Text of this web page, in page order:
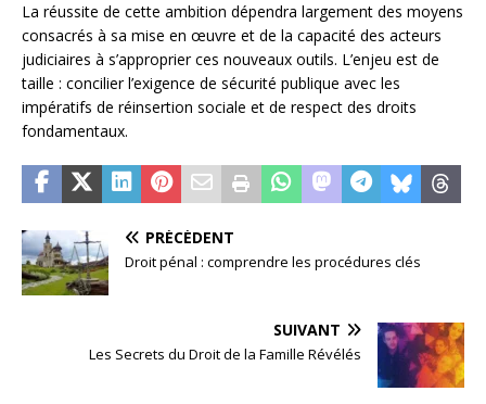
La réussite de cette ambition dépendra largement des moyens
consacrés à sa mise en œuvre et de la capacité des acteurs
judiciaires à s’approprier ces nouveaux outils. L’enjeu est de
taille : concilier l’exigence de sécurité publique avec les
impératifs de réinsertion sociale et de respect des droits
fondamentaux.
PRÉCÉDENT
Droit pénal : comprendre les procédures clés
SUIVANT
Les Secrets du Droit de la Famille Révélés